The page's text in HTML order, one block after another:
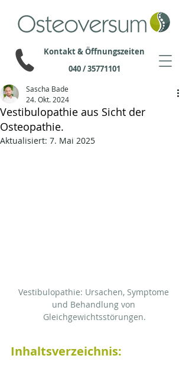
040 / 35771101
Kontakt & Öffnungszeiten
Vestibulopathie aus Sicht der
Osteopathie.
Sascha Bade
24. Okt. 2024
Aktualisiert: 7. Mai 2025
Vestibulopathie: Ursachen, Symptome
und Behandlung von
Gleichgewichtsstörungen.
Inhaltsverzeichnis: